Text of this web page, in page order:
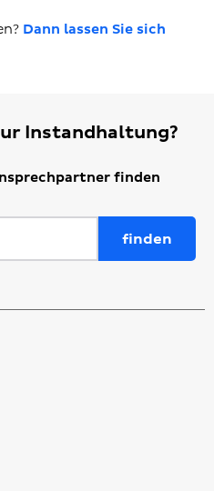
Dann lassen Sie sich
Instandhaltung?
finden